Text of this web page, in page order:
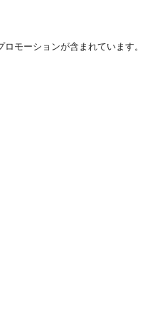
モーションが含まれています。